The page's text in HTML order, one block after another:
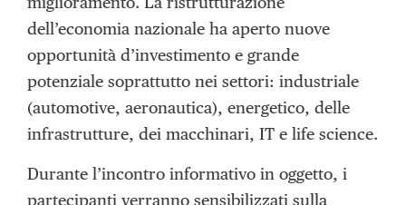
dell’economia nazionale ha aperto nuove
opportunità d’investimento e grande
potenziale soprattutto nei settori: industriale
(automotive, aeronautica), energetico, delle
infrastrutture, dei macchinari, IT e life science.
Durante l’incontro informativo in oggetto, i
partecipanti verranno sensibilizzati sulla